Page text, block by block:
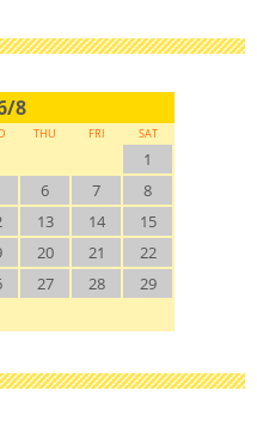
8
THU FRI SAT
1
6 7
8
13 14
15
20 21
22
27 28
29